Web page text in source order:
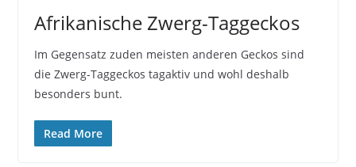
Afrikanische Zwerg-Taggeckos
Im Gegensatz zuden meisten anderen Geckos sind
die Zwerg-Taggeckos tagaktiv und wohl deshalb
besonders bunt.
Read More